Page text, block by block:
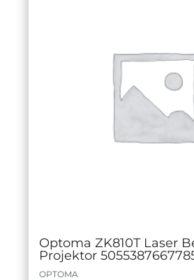
Optoma ZK810T Laser
Projektor
OPTOMA